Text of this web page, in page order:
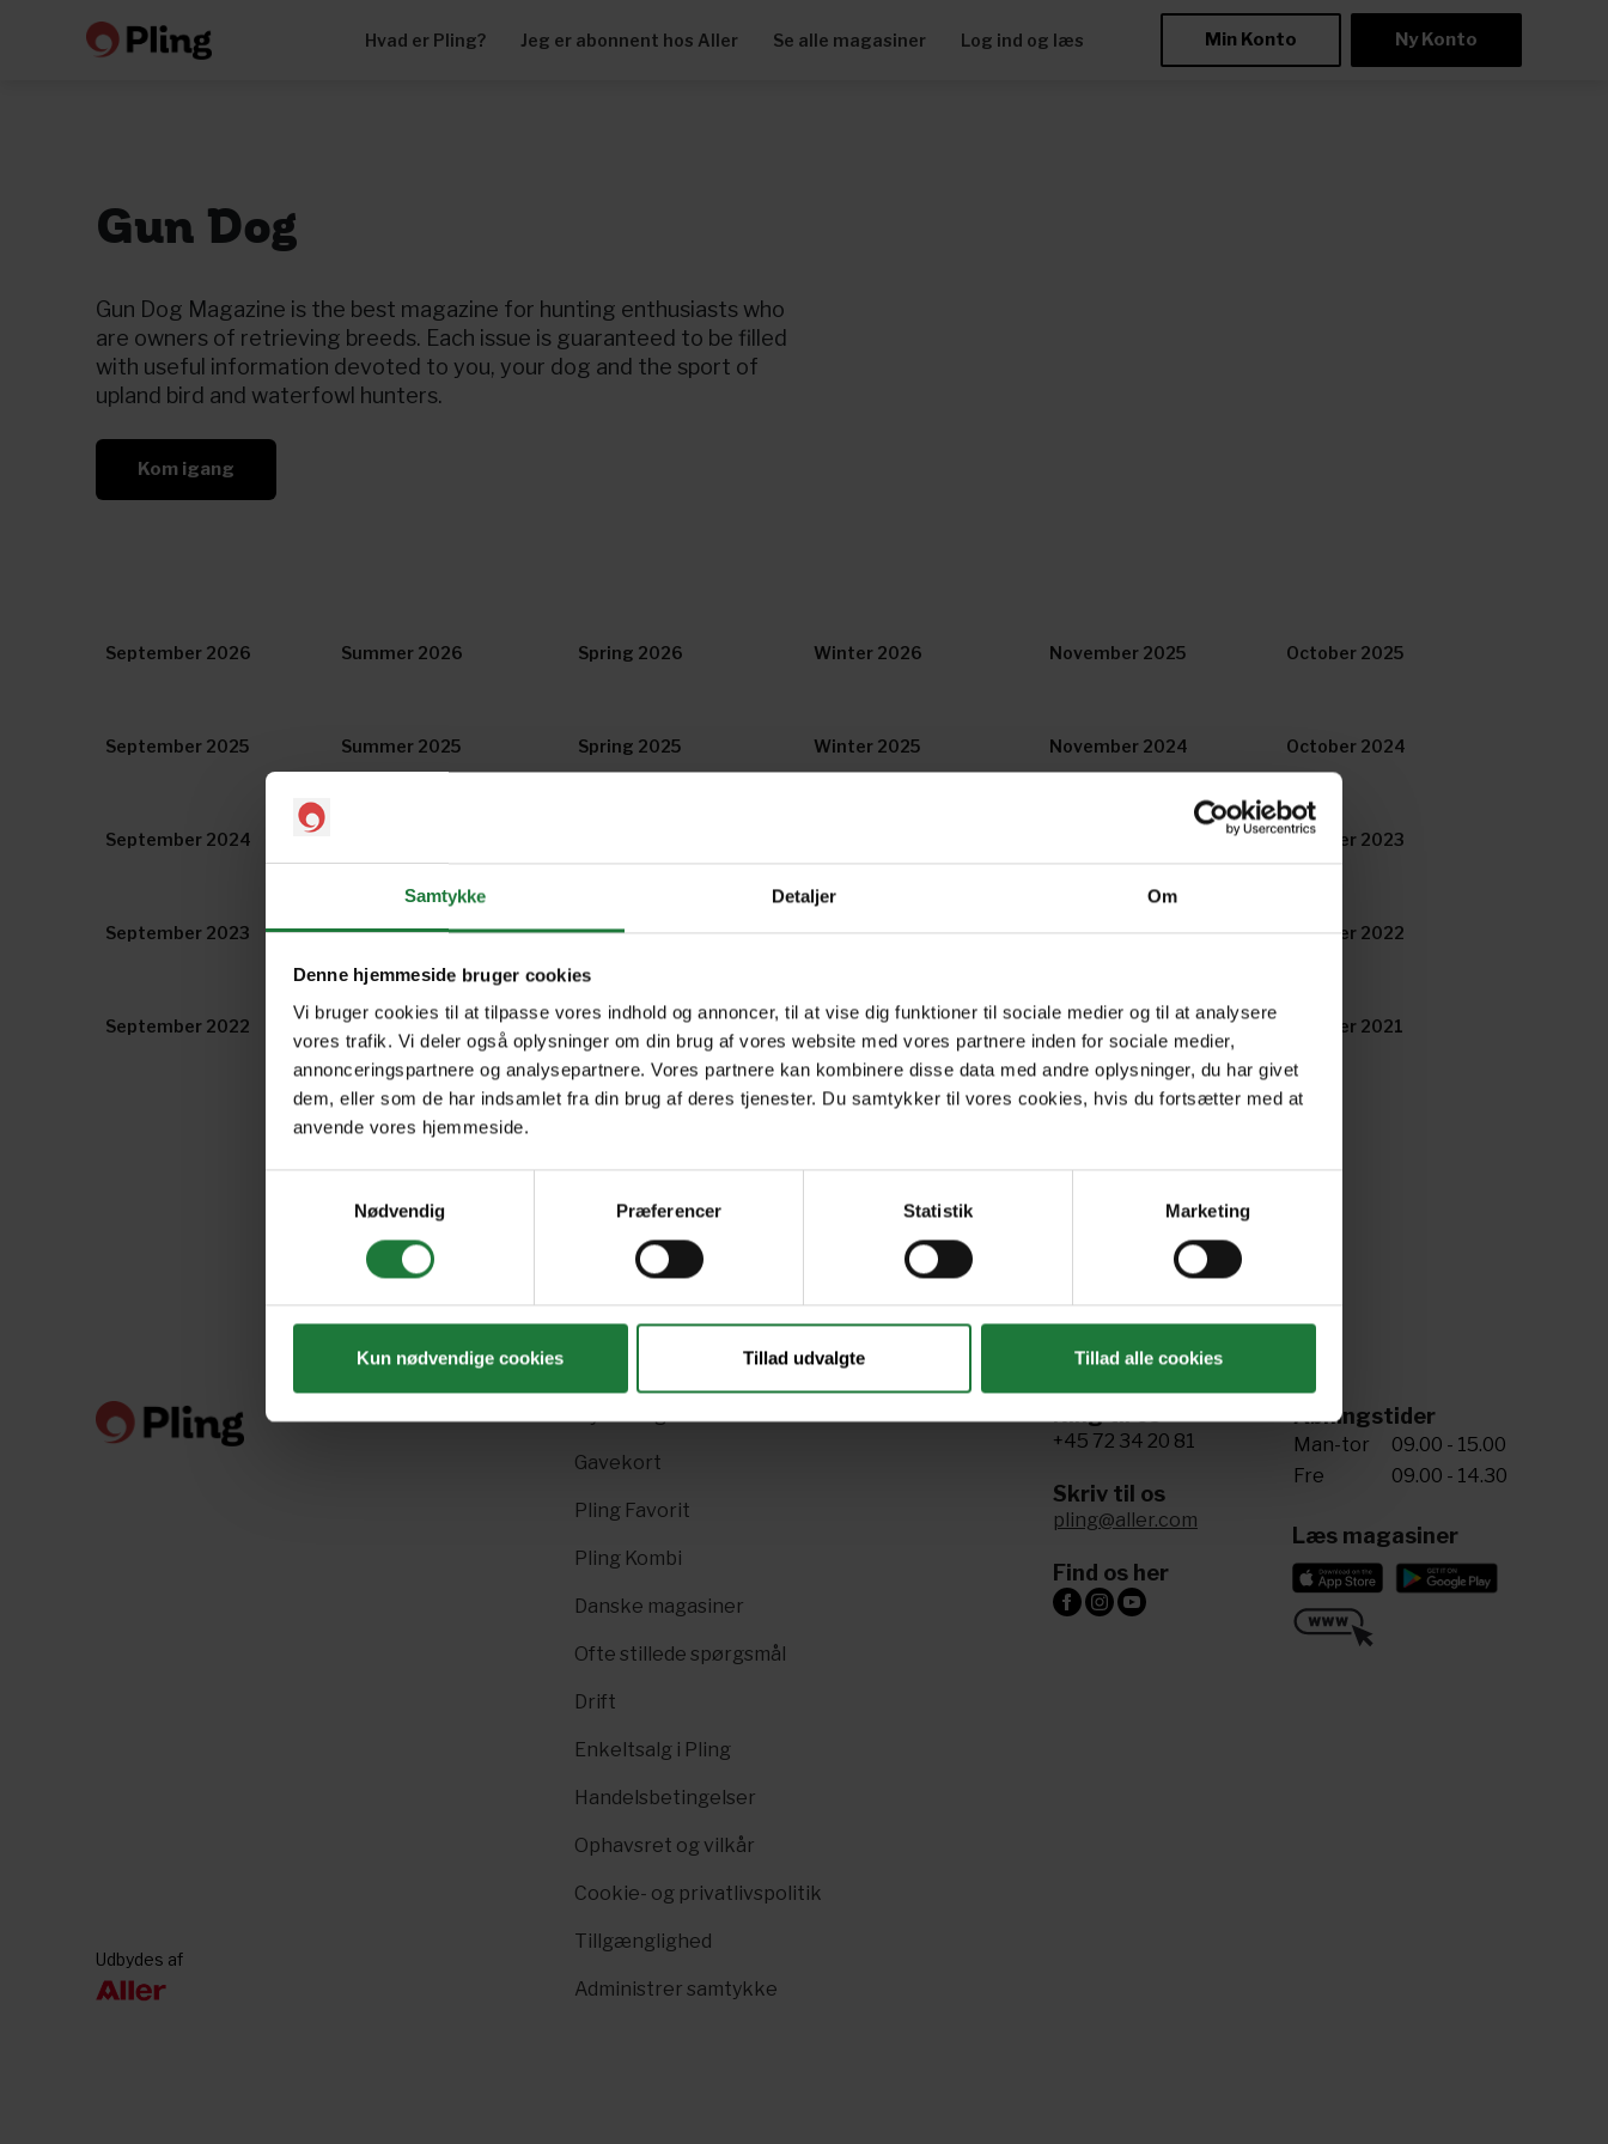
Samtykke Detaljer Om
Denne hjemmeside bruger cookies
Vi bruger cookies til at tilpasse vores indhold og annoncer, til at vise dig funktioner til sociale medier og til at analysere
vores trafik. Vi deler også oplysninger om din brug af vores website med vores partnere inden for sociale medier,
annonceringspartnere og analysepartnere. Vores partnere kan kombinere disse data med andre oplysninger, du har givet
dem, eller som de har indsamlet fra din brug af deres tjenester. Du samtykker til vores cookies, hvis du fortsætter med at
anvende vores hjemmeside.
Nødvendig
Præferencer Statistik Marketing
Kun nødvendige cookies Tillad udvalgte Tillad alle cookies
Hvad er Pling? Jeg er abonnent hos Aller Se alle magasiner Log ind og læs Min Konto Ny Konto
Gun Dog
Gun Dog Magazine is the best magazine for hunting enthusiasts who
are owners of retrieving breeds. Each issue is guaranteed to be filled
with useful information devoted to you, your dog and the sport of
upland bird and waterfowl hunters.
Kom igang
September 2026 Summer 2026 Spring 2026 Winter 2026 November 2025 October 2025
September 2025 Summer 2025 Spring 2025 Winter 2025 November 2024 October 2024
September 2024 October 2023
September 2023 Summer 2023 Spring 2023 Winter 2023 November 2022 October 2022
September 2022 Summer 2022 April/May 2022 Winter 2021-22 November 2021 October 2021
Nyt i Pling
Gavekort
Pling Favorit
Pling Kombi
Danske magasiner
Ofte stillede spørgsmål
Drift
Enkeltsalg i Pling
Handelsbetingelser
Ophavsret og vilkår
Cookie- og privatlivspolitik
Tillgænglighed
Administrer samtykke
Ring til os
+45 72 34 20 81
Skriv til os
pling@aller.com
Find os her
Åbningstider
Man-tor
09.00 - 15.00
Fre
09.00 - 14.30
Læs magasiner
Udbydes af